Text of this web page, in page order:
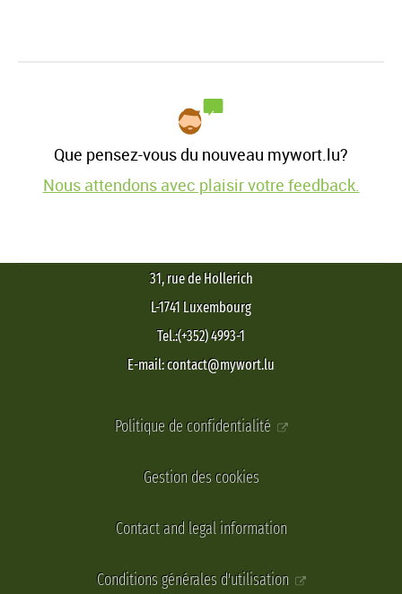
Que pensez-vous du nouveau mywort.lu?
Nous attendons avec plaisir votre feedback.
31, rue de Hollerich
L-1741 Luxembourg
Tel.:(+352) 4993-1
E-mail: contact@mywort.lu
Politique de confidentialité
Gestion des cookies
Contact and legal information
Conditions générales d'utilisation